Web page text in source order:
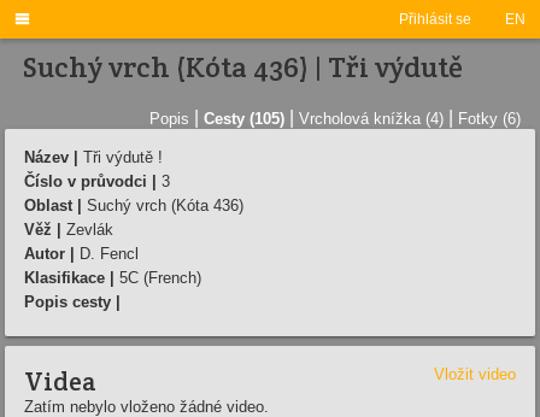
Přihlásit se EN

Suchý vrch (Kóta 436) | Tři výdutě
Popis Cesty (105) Vrcholová knížka (4) Fotky (6)
Název |
Tři výdutě !
Číslo v průvodci |
3
Oblast |
Suchý vrch (Kóta 436)
Věž |
Zevlák
Autor |
D. Fencl
Klasifikace |
5C (French)
Popis cesty |
Videa
Vložit video
Zatím nebylo vloženo žádné video.